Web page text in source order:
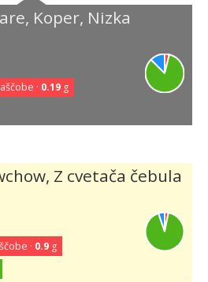
Koper, Nizka
· 0.19g
Z cvetača čebula
· 0.9g